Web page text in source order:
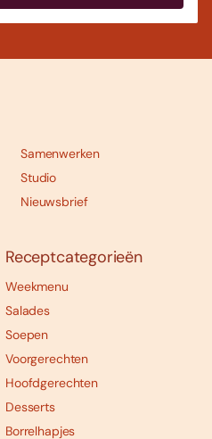
Samenwerken
Studio
Nieuwsbrief
Receptcategorieën
Weekmenu
Salades
Soepen
Voorgerechten
Hoofdgerechten
Desserts
Borrelhapjes